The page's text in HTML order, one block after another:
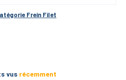
Frein Filet
vus récemment